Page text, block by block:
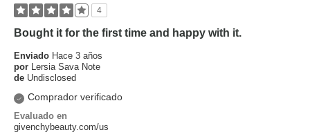
4
Bought it for the first time and happy with it.
Enviado Hace 3 años
por Lersia Sava Note
de Undisclosed
Comprador verificado
Evaluado en
givenchybeauty.com/us